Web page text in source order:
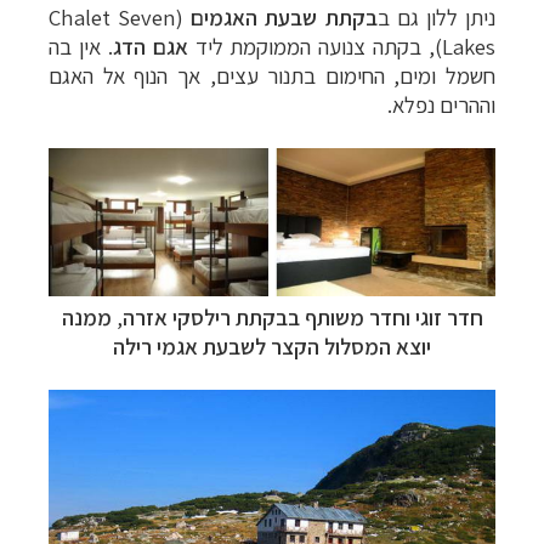
ניתן ללון גם בבקתת שבעת האגמים (Chalet Seven
Lakes‏), בק
תה צנועה הממוקמת ליד אגם הדג. אין בה
חשמל ומים, החימום בתנור עצים, אך הנוף אל האגם
וההרים נפלא.
חדר זוגי וחדר משותף בבקתת רילסקי אזרה, ממנה
יוצא המסלול הקצר לשבעת אגמי רילה